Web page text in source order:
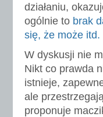
działaniu,
ogólnie to brak
się, że może itd.
W dyskusji nie
Nikt co prawda
istnieje,
ale
proponuje